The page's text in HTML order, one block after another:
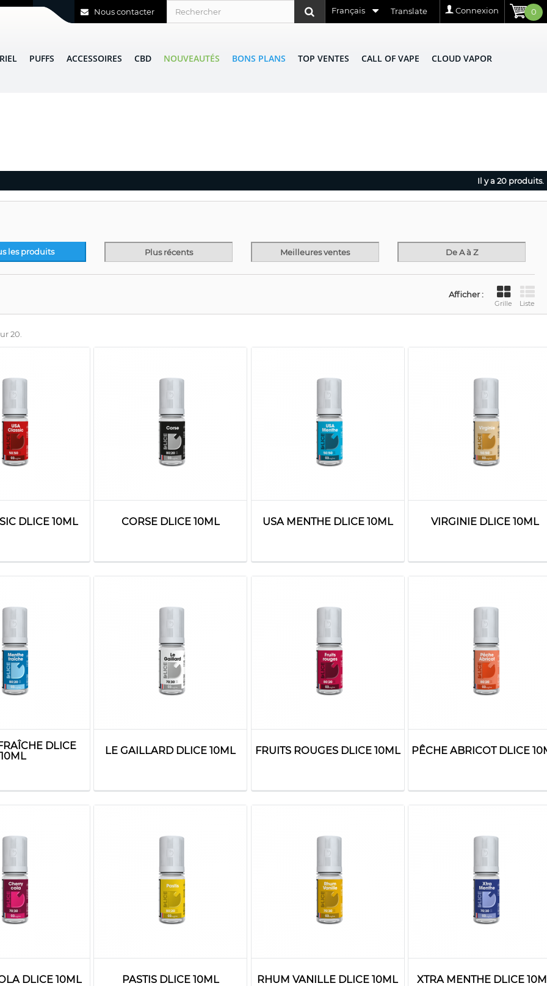
0
Connexion
Translate
Français
Nous contacter
PUFFS ACCESSOIRES CBD NOUVEAUTÉS BONS PLANS TOP VENTES CALL OF VAPE CLOUD VAPOR
Il y a 20 produits.
les produits Plus récents Meilleures ventes De A à Z
Afficher :
Grille Liste
20.
DLICE 10ML CORSE DLICE 10ML USA MENTHE DLICE 10ML VIRGINIE DLICE 10ML
DLICE
10ML
LE GAILLARD DLICE 10ML FRUITS ROUGES DLICE 10ML PÊCHE ABRICOT DLICE
DLICE 10ML PASTIS DLICE 10ML RHUM VANILLE DLICE 10ML XTRA MENTHE DLICE